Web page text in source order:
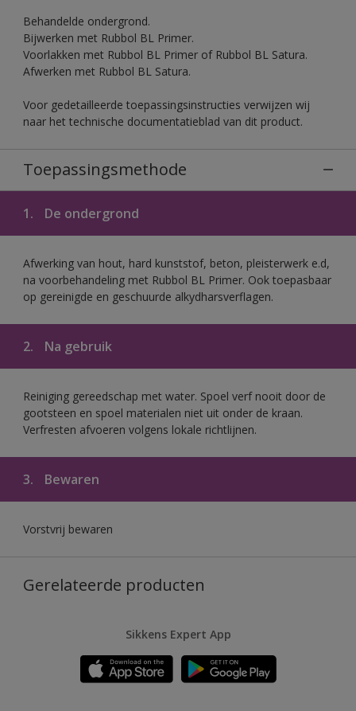
Behandelde ondergrond.
Bijwerken met Rubbol BL Primer.
Voorlakken met Rubbol BL Primer of Rubbol BL Satura.
Afwerken met Rubbol BL Satura.
Voor gedetailleerde toepassingsinstructies verwijzen wij
naar het technische documentatieblad van dit product.
Toepassingsmethode
1. De ondergrond
Afwerking van hout, hard kunststof, beton, pleisterwerk e.d,
na voorbehandeling met Rubbol BL Primer. Ook toepasbaar
op gereinigde en geschuurde alkydharsverflagen.
2. Na gebruik
Reiniging gereedschap met water. Spoel verf nooit door de
gootsteen en spoel materialen niet uit onder de kraan.
Verfresten afvoeren volgens lokale richtlijnen.
3. Bewaren
Vorstvrij bewaren
Gerelateerde producten
Sikkens Expert App